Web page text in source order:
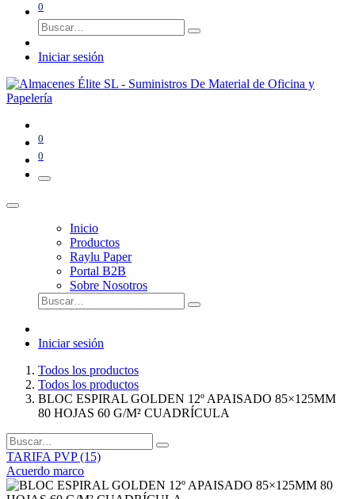
0
Iniciar sesión
0
0
Inicio
Productos
Raylu Paper
Portal B2B
Sobre Nosotros
Iniciar sesión
Todos los productos
Todos los productos
BLOC ESPIRAL GOLDEN 12º APAISADO 85×125MM
80 HOJAS 60 G/M² CUADRÍCULA
TARIFA PVP (15)
Acuerdo marco